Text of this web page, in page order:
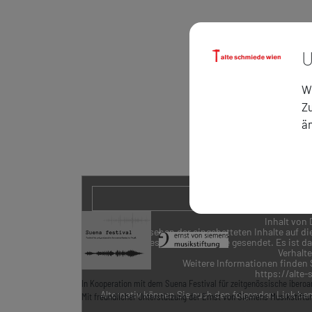
Inhalt von
Durch das Ansehen der eingebetteten Inhalte auf
Betreiber des Portals/Website gesendet. Es ist
Weitere Informationen finden
https://alte-
Alternativ können Sie auch den folgenden Link
In Kooperation mit dem Suena Festival für zeitgenössische
Mit freundlicher Unterstützung der Ernst von Siemens